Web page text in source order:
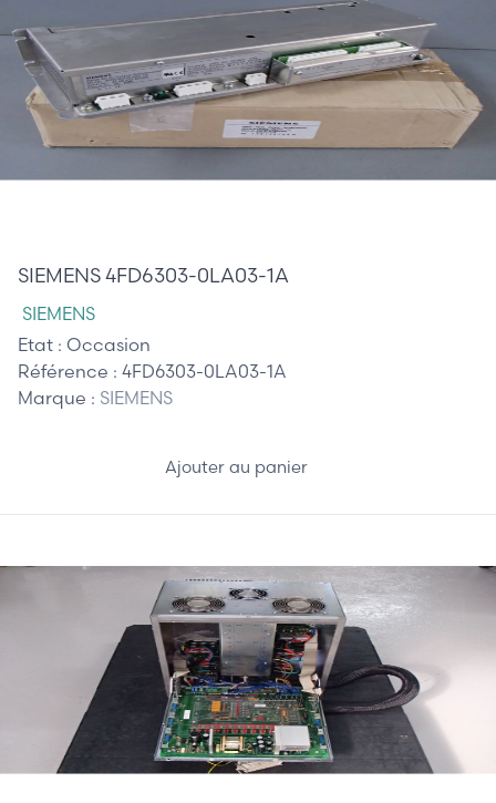
SIEMENS 4FD6303-0LA03-1A
SIEMENS
Etat : Occasion
Référence : 4FD6303-0LA03-1A
Marque : SIEMENS
Ajouter au panier